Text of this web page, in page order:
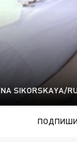
SIKORSKAYA/